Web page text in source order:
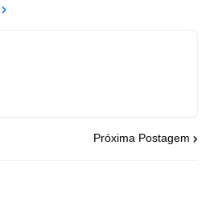
Próxima Postagem